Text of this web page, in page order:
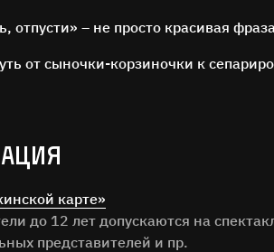
отпусти» – не просто красивая
от сыночки-корзиночки к
карте»
до 12 лет допускаются на
представителей и пр.
ОСТАВЬТЕ ОТЗЫВ
Нам важно ваше мнение!